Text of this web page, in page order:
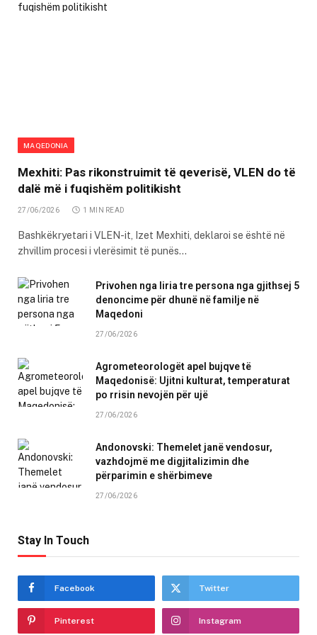
MAQEDONIA
Mexhiti: Pas rikonstruimit të qeverisë, VLEN do të
dalë më i fuqishëm politikisht
27/06/2026 1 MIN READ
Bashkëkryetari i VLEN-it, Izet Mexhiti, deklaroi se është në
zhvillim procesi i vlerësimit të punës…
Privohen nga liria tre persona nga gjithsej 5
denoncime për dhunë në familje në
Maqedoni
27/06/2026
Agrometeorologët apel bujqve të
Maqedonisë: Ujitni kulturat, temperaturat
po rrisin nevojën për ujë
27/06/2026
Andonovski: Themelet janë vendosur,
vazhdojmë me digjitalizimin dhe
përparimin e shërbimeve
27/06/2026
Stay In Touch
Facebook Twitter
Pinterest Instagram